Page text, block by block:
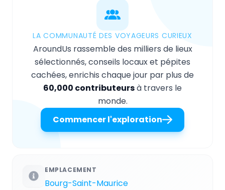
LA COMMUNAUTÉ DES VOYAGEURS CURIEUX
AroundUs rassemble des milliers de lieux
sélectionnés, conseils locaux et pépites
cachées, enrichis chaque jour par plus de
60,000 contributeursà travers le
monde.
Commencer l'exploration
EMPLACEMENT
Bourg-Saint-Maurice